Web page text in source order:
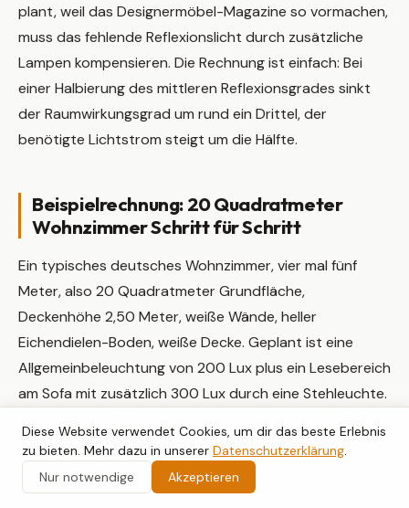
plant, weil das Designermöbel-Magazine so vormachen,
muss das fehlende Reflexionslicht durch zusätzliche
Lampen kompensieren. Die Rechnung ist einfach: Bei
einer Halbierung des mittleren Reflexionsgrades sinkt
der Raumwirkungsgrad um rund ein Drittel, der
benötigte Lichtstrom steigt um die Hälfte.
Beispielrechnung: 20 Quadratmeter
Wohnzimmer Schritt für Schritt
Ein typisches deutsches Wohnzimmer, vier mal fünf
Meter, also 20 Quadratmeter Grundfläche,
Deckenhöhe 2,50 Meter, weiße Wände, heller
Eichendielen-Boden, weiße Decke. Geplant ist eine
Allgemeinbeleuchtung von 200 Lux plus ein Lesebereich
am Sofa mit zusätzlich 300 Lux durch eine Stehleuchte.
Schritt eins: Beleuchtungsstärke und Fläche festlegen. E
gleich 200 Lux, A gleich 20 Quadratmeter, also Lumen-
Diese Website verwendet Cookies, um dir das beste Erlebnis
zu bieten. Mehr dazu in unserer Datenschutzerklärung.
Nur notwendige
Akzeptieren